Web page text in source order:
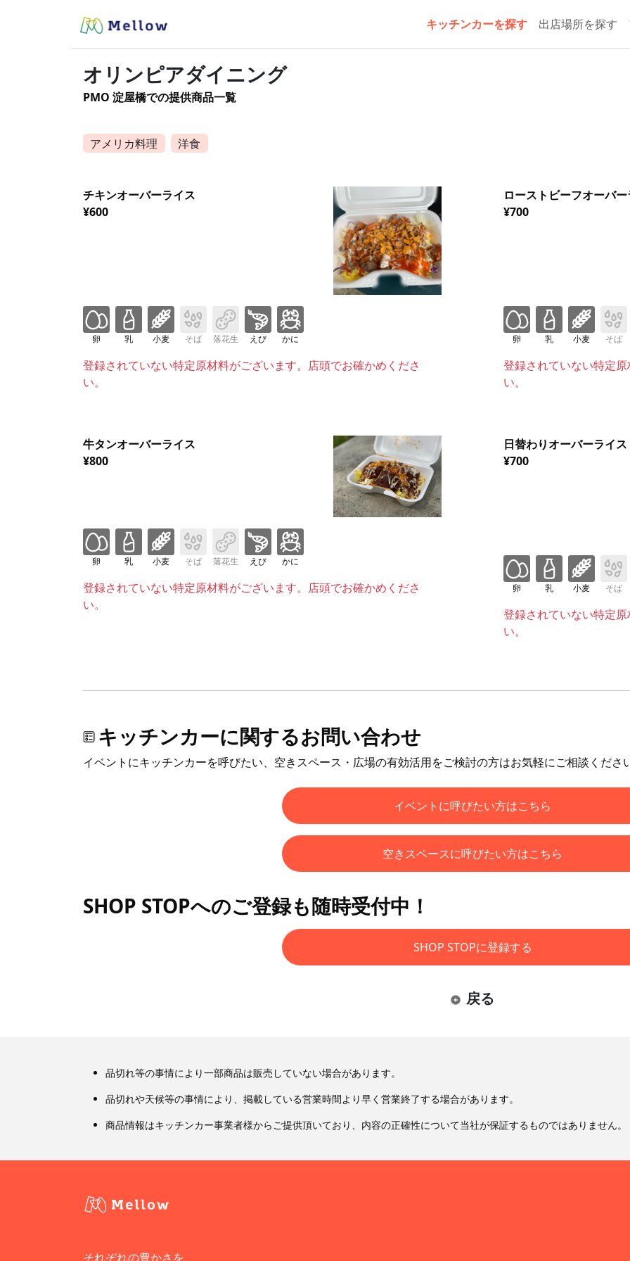
キッチンカーを探す 出店場所を探す
オリンピアダイニング
PMO 淀屋橋での提供商品一覧
アメリカ料理 洋食
チキンオーバーライス
¥600
卵 乳 小麦 そば 落花生 えび かに
登録されていない特定原材料がございます。店頭でお確かめくださ
い。
ローストビーフオーバ
¥700
卵 乳 小麦 そば
登録されていない特定
い。
牛タンオーバーライス
¥800
卵 乳 小麦 そば 落花生 えび かに
登録されていない特定原材料がございます。店頭でお確かめくださ
い。
日替わりオーバーライス
¥700
卵 乳 小麦 そば
登録されていない特定
い。
キッチンカーに関するお問い合わせ
イベントにキッチンカーを呼びたい、空きスペース・広場の有効活用をご検討の方はお気軽にご相談くださ
イベントに呼びたい方はこちら
空きスペースに呼びたい方はこちら
SHOP STOPへのご登録も随時受付中！
SHOP STOPに登録する
戻る
品切れ等の事情により一部商品は販売していない場合があります。
品切れや天候等の事情により、掲載している営業時間より早く営業終了する場合があります。
商品情報はキッチンカー事業者様からご提供頂いており、内容の正確性について当社が保証するものではありません。
それぞれの豊かさを、